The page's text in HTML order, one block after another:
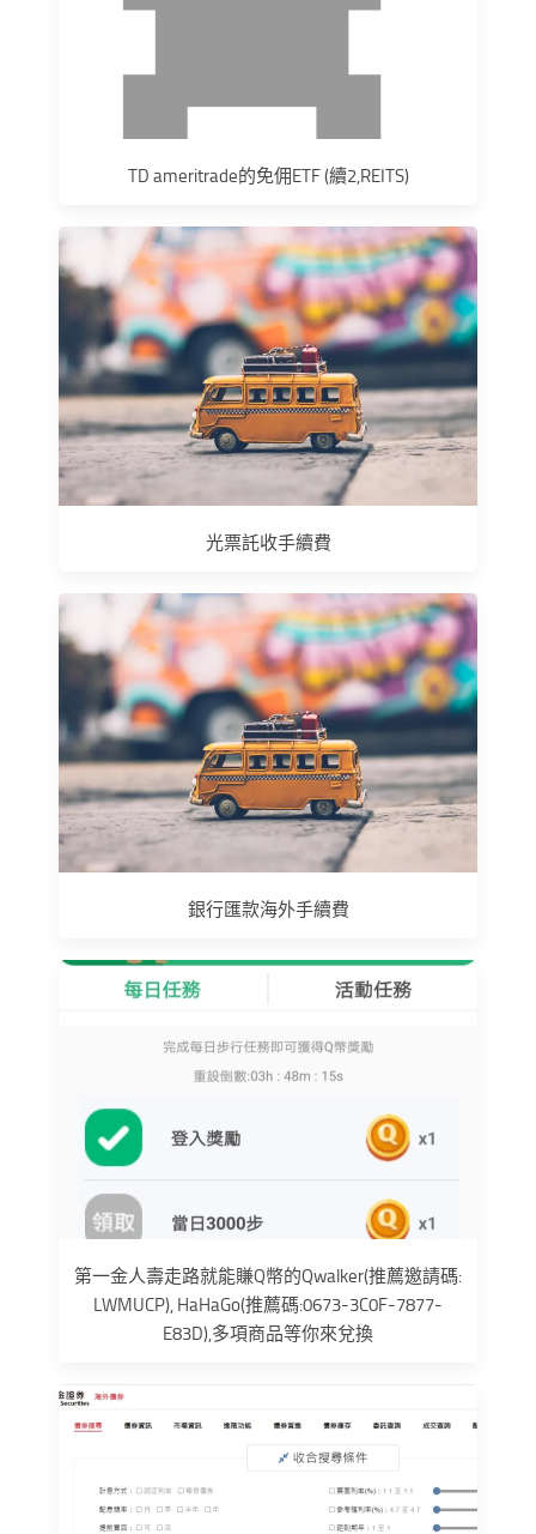
TD ameritrade的免佣ETF (續2,REITS)
光票託收手續費
銀行匯款海外手續費
第一金人壽走路就能賺Q幣的Qwalker(推薦邀請碼:
LWMUCP), HaHaGo(推薦碼:0673-3C0F-7877-
E83D),多項商品等你來兌換